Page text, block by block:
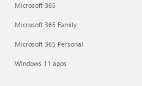
Microsoft 365
Microsoft 365 Family
Microsoft 365 Personal
Windows 11 apps